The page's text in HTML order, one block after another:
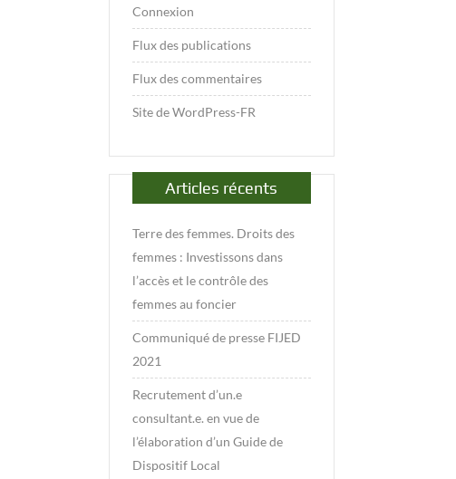
Connexion
Flux des publications
Flux des commentaires
Site de WordPress-FR
Articles récents
Terre des femmes. Droits des
femmes : Investissons dans
l’accès et le contrôle des
femmes au foncier
Communiqué de presse FIJED
2021
Recrutement d’un.e
consultant.e. en vue de
l’élaboration d’un Guide de
Dispositif Local